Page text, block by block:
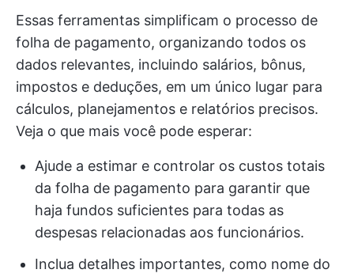
Essas ferramentas simplificam o processo de
folha de pagamento, organizando todos os
dados relevantes, incluindo salários, bônus,
impostos e deduções, em um único lugar para
cálculos, planejamentos e relatórios precisos.
Veja o que mais você pode esperar:
Ajude a estimar e controlar os custos totais
da folha de pagamento para garantir que
haja fundos suficientes para todas as
despesas relacionadas aos funcionários.
Inclua detalhes importantes, como nome do